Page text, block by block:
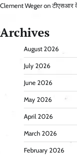
Clement Weger onटीएसआर
Archives
August 2026
July 2026
June 2026
May 2026
April 2026
March 2026
February 2026